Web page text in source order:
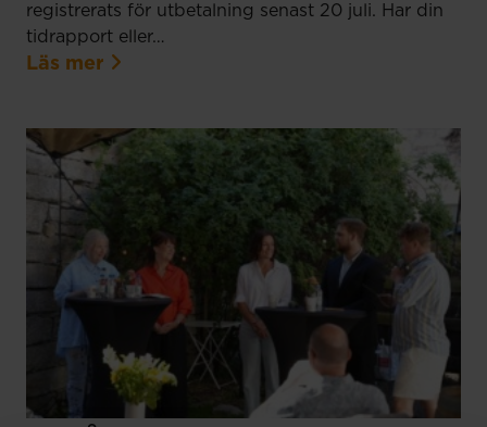
registrerats för utbetalning senast 20 juli. Har din
tidrapport eller…
Läs mer